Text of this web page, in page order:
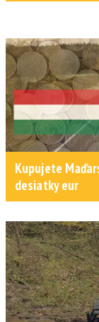
Kupujete
desiatky eur